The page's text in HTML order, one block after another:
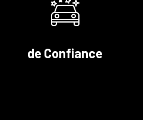
de Confiance